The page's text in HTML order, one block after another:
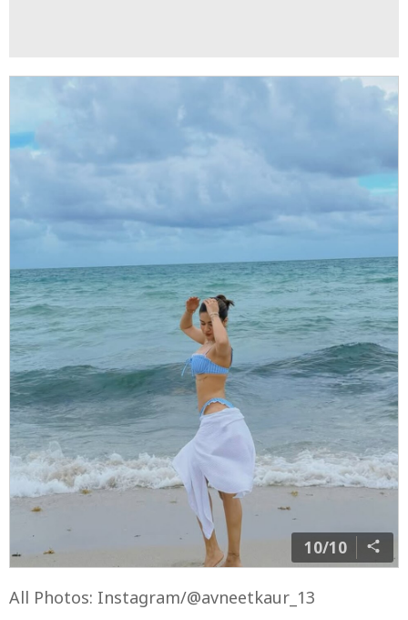
10/10
All Photos: Instagram/@avneetkaur_13